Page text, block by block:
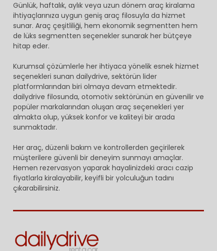
Günlük, haftalık, aylık veya uzun dönem araç kiralama
ihtiyaçlarınıza uygun geniş araç filosuyla da hizmet
sunar. Araç çeşitliliği, hem ekonomik segmentten hem
de lüks segmentten seçenekler sunarak her bütçeye
hitap eder.
Kurumsal çözümlerle her ihtiyaca yönelik esnek hizmet
seçenekleri sunan dailydrive, sektörün lider
platformlarından biri olmaya devam etmektedir.
dailydrive filosunda, otomotiv sektörünün en güvenilir ve
popüler markalarından oluşan araç seçenekleri yer
almakta olup, yüksek konfor ve kaliteyi bir arada
sunmaktadır.
Her araç, düzenli bakım ve kontrollerden geçirilerek
müşterilere güvenli bir deneyim sunmayı amaçlar.
Hemen rezervasyon yaparak hayalinizdeki aracı cazip
fiyatlarla kiralayabilir, keyifli bir yolculuğun tadını
çıkarabilirsiniz.